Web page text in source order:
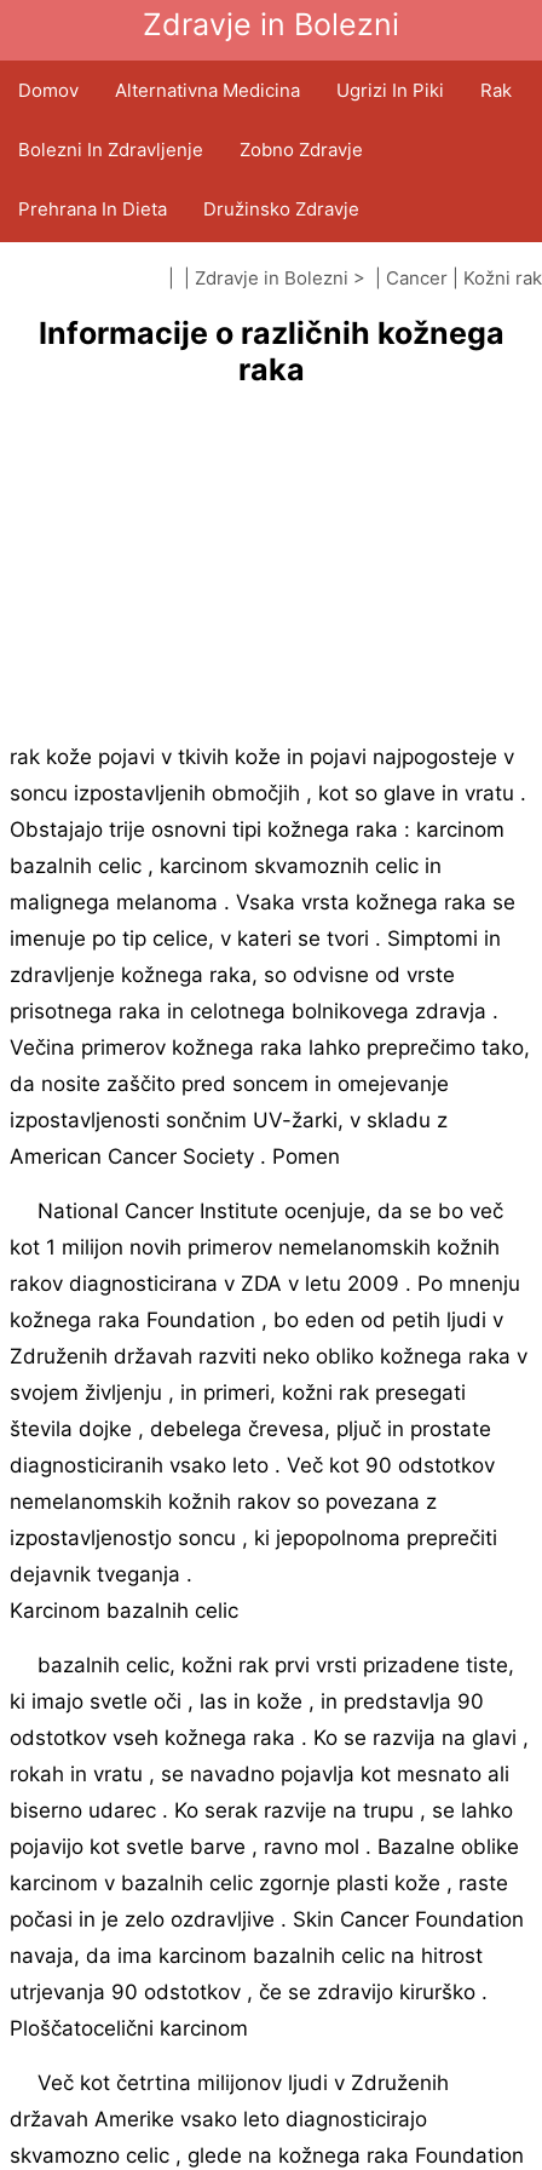
Zdravje in Bolezni
Domov Alternativna Medicina Ugrizi In Piki Rak
Bolezni In Zdravljenje Zobno Zdravje
Prehrana In Dieta Družinsko Zdravje
Zdravstveni Sektor Duševno Zdravje
Javno Zdravje In Varnost Operacije In Posegi
Zdravje in Bolezni > | Cancer Kožni rak
Informacije o različnih kožnega
raka
rak kože pojavi v tkivih kože in pojavi najpogosteje v
soncu izpostavljenih območjih , kot so glave in vratu .
Obstajajo trije osnovni tipi kožnega raka : karcinom
bazalnih celic , karcinom skvamoznih celic in
malignega melanoma . Vsaka vrsta kožnega raka se
imenuje po tip celice, v kateri se tvori . Simptomi in
zdravljenje kožnega raka, so odvisne od vrste
prisotnega raka in celotnega bolnikovega zdravja .
Večina primerov kožnega raka lahko preprečimo tako,
da nosite zaščito pred soncem in omejevanje
izpostavljenosti sončnim UV-žarki, v skladu z
American Cancer Society . Pomen
National Cancer Institute ocenjuje, da se bo več
kot 1 milijon novih primerov nemelanomskih kožnih
rakov diagnosticirana v ZDA v letu 2009 . Po mnenju
kožnega raka Foundation , bo eden od petih ljudi v
Združenih državah razviti neko obliko kožnega raka v
svojem življenju , in primeri, kožni rak presegati
števila dojke , debelega črevesa, pljuč in prostate
diagnosticiranih vsako leto . Več kot 90 odstotkov
nemelanomskih kožnih rakov so povezana z
izpostavljenostjo soncu , ki jepopolnoma preprečiti
dejavnik tveganja .
Karcinom bazalnih celic
bazalnih celic, kožni rak prvi vrsti prizadene tiste,
ki imajo svetle oči , las in kože , in predstavlja 90
odstotkov vseh kožnega raka . Ko se razvija na glavi ,
rokah in vratu , se navadno pojavlja kot mesnato ali
biserno udarec . Ko serak razvije na trupu , se lahko
pojavijo kot svetle barve , ravno mol . Bazalne oblike
karcinom v bazalnih celic zgornje plasti kože , raste
počasi in je zelo ozdravljive . Skin Cancer Foundation
navaja, da ima karcinom bazalnih celic na hitrost
utrjevanja 90 odstotkov , če se zdravijo kirurško .
Ploščatocelični karcinom
Več kot četrtina milijonov ljudi v Združenih
državah Amerike vsako leto diagnosticirajo
skvamozno celic , glede na kožnega raka Foundation